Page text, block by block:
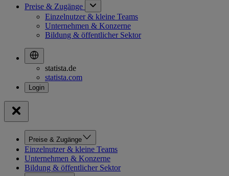
Preise & Zugänge
Einzelnutzer & kleine Teams
Unternehmen & Konzerne
Bildung & öffentlicher Sektor
statista.de
statista.com
Preise & Zugänge
Einzelnutzer & kleine Teams
Unternehmen & Konzerne
Bildung & öffentlicher Sektor